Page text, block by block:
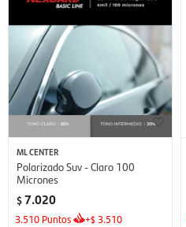
ML CENTER
Polarizado Suv - Claro 100
Micrones
$7.020
3.510 Puntos +$ 3.510